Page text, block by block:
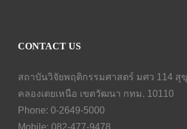
CONTACT US
สถาบันวิจัยพฤติกรรมศาสตร์ มศว 114 สุ
คลองเตยเหนือ เขตวัฒนา กทม. 10110
Phone: 0-2649-5000
Mobile: 082-477-9478